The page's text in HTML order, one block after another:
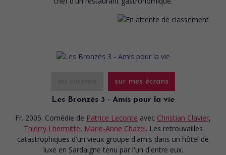
sur mes écrans
Les Bronzés 3 - Amis pour la vie
Fr. 2005. Comédie de Patrice Leconte avec Christian Clavier,
Thierry Lhermitte, Marie-Anne Chazel. Les retrouvailles
catastrophiques d'un vieux groupe d'amis dans un hôtel de
luxe en Sardaigne tenu par l'un d'entre eux.